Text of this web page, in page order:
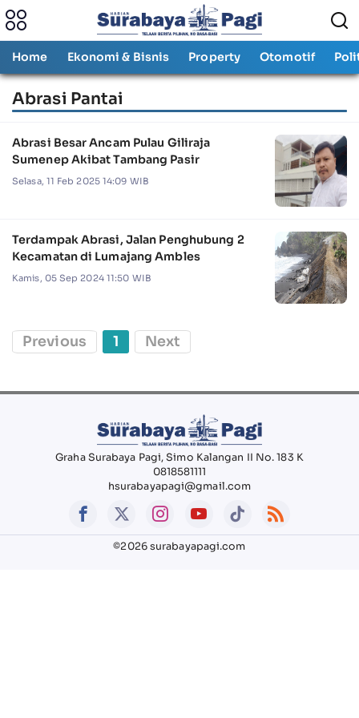
Home Ekonomi & Bisnis Property Otomotif
Abrasi Pantai
Abrasi Besar Ancam Pulau Giliraja
Sumenep Akibat Tambang Pasir
Selasa, 11 Feb 2025 14:09 WIB
Terdampak Abrasi, Jalan Penghubung 2
Kecamatan di Lumajang Ambles
Kamis, 05 Sep 2024 11:50 WIB
Previous 1 Next
Graha Surabaya Pagi, Simo Kalangan II No. 183 K
0818581111
hsurabayapagi@gmail.com
©2026 surabayapagi.com